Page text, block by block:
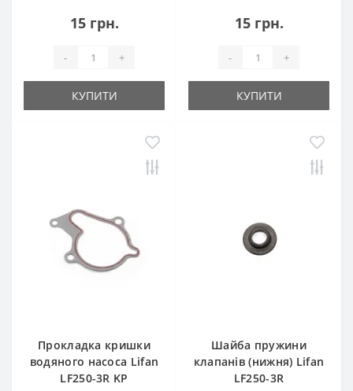
15 грн.
- +
КУПИТИ
15 грн.
- +
КУПИТИ
Прокладка кришки
водяного насоса Lifan
LF250-3R KP
Шайба пружини
клапанів (нижня) Lifan
LF250-3R